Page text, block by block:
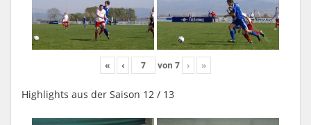
« ‹ von 7 › »
Highlights aus der Saison 12 / 13